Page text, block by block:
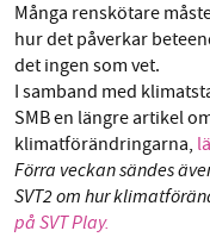
Många renskötare
hur det påverkar
det ingen som vet.
I samband med
SMB en längre artikel
klimatförändringarna,
Förra veckan sändes
SVT2 om hur
på SVT Play.